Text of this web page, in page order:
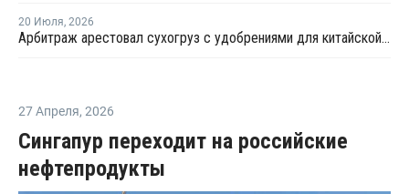
20 Июля, 2026
Арбитраж арестовал сухогруз с удобрениями для китайской компании
27 Апреля, 2026
Сингапур переходит на российские
нефтепродукты